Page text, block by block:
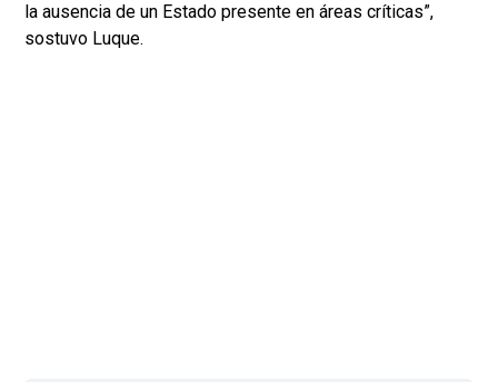
la ausencia de un Estado presente en áreas críticas”,
sostuvo Luque.